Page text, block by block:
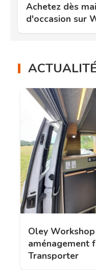
Achetez dès
d'occasion sur
Oley Workshop
aménagement
Transporter